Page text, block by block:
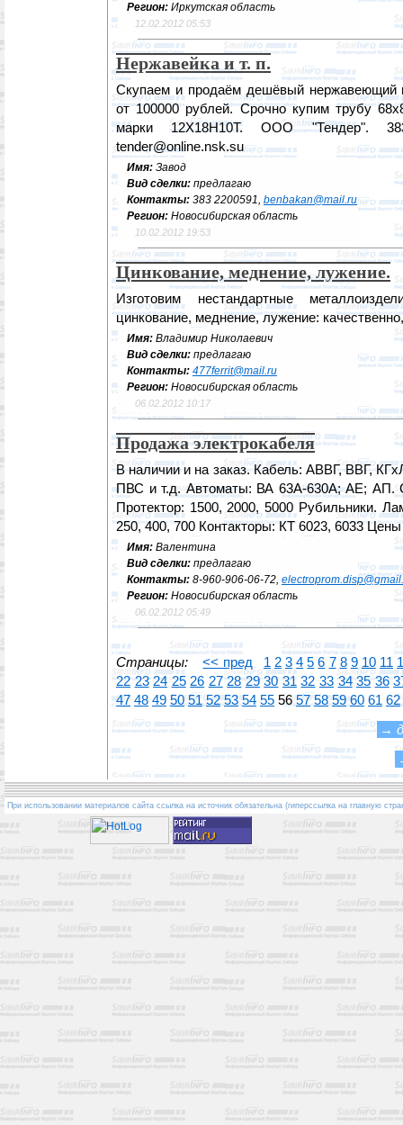
Регион: Иркутская область
12.02.2012 05:53
Нержавейка и т. п.
Скупаем и продаём дешёвый нержавеющий
от 100000 рублей. Срочно купим трубу
марки 12Х18Н10Т. ООО "Тендер".
tender@online.nsk.su
Имя: Завод
Вид сделки: предлагаю
Контакты: 383 2200591, benbakan@mail.ru
Регион: Новосибирская область
10.02.2012 19:53
Цинкование, меднение, лужение.
Изготовим нестандартные
цинкование, меднение, лужение:
Имя: Владимир Николаевич
Вид сделки: предлагаю
Контакты: 477ferrit@mail.ru
Регион: Новосибирская область
06.02.2012 10:17
Продажа электрокабеля
В наличии и на заказ. Кабель: АВВГ, ВВГ,
ПВС и т.д. Автоматы: ВА 63А-630А; АЕ; АП.
Протектор: 1500, 2000, 5000 Рубильники.
250, 400, 700 Контакторы: КТ 6023, 6033
Имя: Валентина
Вид сделки: предлагаю
Контакты: 8-960-906-06-72,
Регион: Новосибирская область
06.02.2012 05:49
Страницы: << пред 1 2 3 4 5 6 7 8 9 10 11
22 23 24 25 26 27 28 29 30 31 32 33 34 35 36
47 48 49 50 51 52 53 54 55 56 57 58 59 60 61 62
→
При использовании материалов сайта ссылка на источник обязательна (гиперссылка на главную